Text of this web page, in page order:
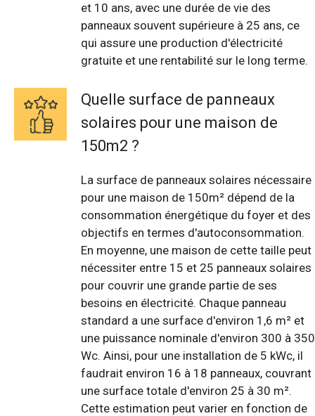
et 10 ans, avec une durée de vie des
panneaux souvent supérieure à 25 ans, ce
qui assure une production d'électricité
gratuite et une rentabilité sur le long terme.
Quelle surface de panneaux
solaires pour une maison de
150m2 ?
La surface de panneaux solaires nécessaire
pour une maison de 150m² dépend de la
consommation énergétique du foyer et des
objectifs en termes d'autoconsommation.
En moyenne, une maison de cette taille peut
nécessiter entre 15 et 25 panneaux solaires
pour couvrir une grande partie de ses
besoins en électricité. Chaque panneau
standard a une surface d'environ 1,6 m² et
une puissance nominale d'environ 300 à 350
Wc. Ainsi, pour une installation de 5 kWc, il
faudrait environ 16 à 18 panneaux, couvrant
une surface totale d'environ 25 à 30 m².
Cette estimation peut varier en fonction de